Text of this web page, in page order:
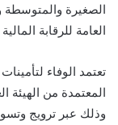
الصغيرة والمتوسطة
العامة للرقابة
تعتمد الوفاء
المعتمدة من الهيئة
وذلك عبر ترويج